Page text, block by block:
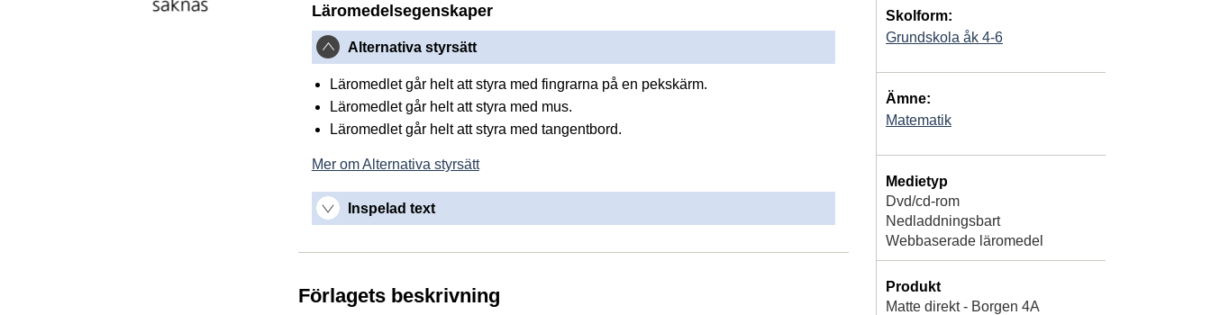
Läromedelsegenskaper
Alternativa styrsätt
Läromedlet går helt att styra med fingrarna på en pekskärm.
Läromedlet går helt att styra med mus.
Läromedlet går helt att styra med tangentbord.
Mer om Alternativa styrsätt
Inspelad text
Förlagets beskrivning
Skolform:
Grundskola åk 4-6
Ämne:
Matematik
Medietyp
Dvd/cd-rom
Nedladdningsbart
Webbaserade läromedel
Produkt
Matte direkt - Borgen 4A